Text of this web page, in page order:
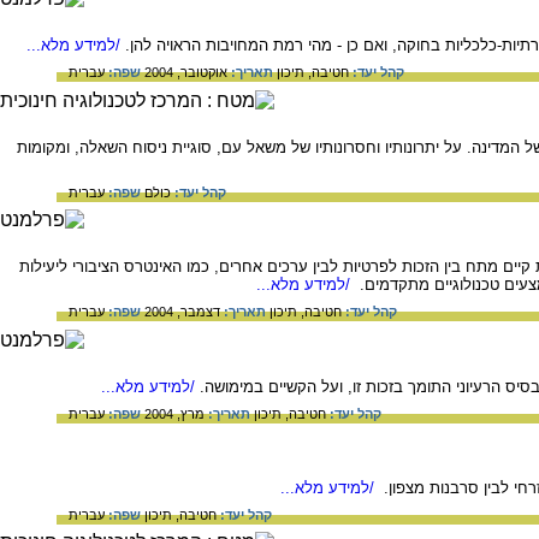
כלכליות בחוקה, ואם כן - מהי רמת המחויבות הראויה להן. /למידע מלא...
קהל יעד:חטיבה,תיכוןתאריך:אוקטובר, 2004 שפה:עברית
על יתרונותיו וחסרונותיו של משאל עם, סוגיית ניסוח השאלה, ומקומות
קהל יעד:כולםשפה:עברית
מתח בין הזכות לפרטיות לבין ערכים אחרים, כמו האינטרס הציבורי ליעילות
טכנולוגיים מתקדמים. /למידע מלא...
קהל יעד:חטיבה,תיכוןתאריך:דצמבר, 2004 שפה:עברית
הרעיוני התומך בזכות זו, ועל הקשיים במימושה. /למידע מלא...
קהל יעד:חטיבה,תיכוןתאריך:מרץ, 2004 שפה:עברית
לבין סרבנות מצפון. /למידע מלא...
קהל יעד:חטיבה,תיכוןשפה:עברית